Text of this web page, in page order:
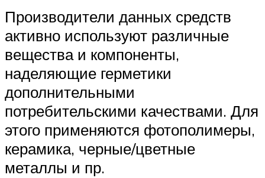
Производители данных средств
активно используют различные
вещества и компоненты,
наделяющие герметики
дополнительными
потребительскими качествами. Для
этого применяются фотополимеры,
керамика, черные/цветные
металлы и пр.